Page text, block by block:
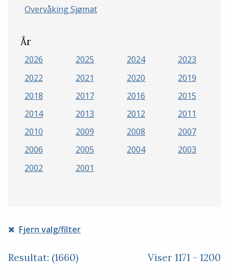
Overvåking Sjømat
År
2026 2025 2024
2023
2022
2021 2020
2019
2018
2017 2016
2015
2014
2013 2012
2011
2010
2009 2008
2007
2006
2005 2004
2003
2002
2001
Fjern valg/filter
Resultat: (1660) Viser 1171 - 1200